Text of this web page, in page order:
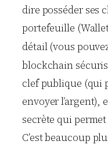
dire posséder ses
portefeuille
détail (vous
blockchain
clef publique (qui
envoyer l’argent),
secrète qui
C’est beaucoup